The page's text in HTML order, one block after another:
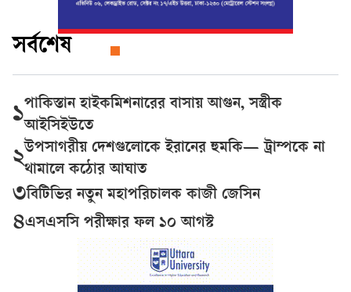
সর্বশেষ
১পাকিস্তান হাইকমিশনারের বাসায় আগুন, সস্ত্রীক
আইসিইউতে
২উপসাগরীয় দেশগুলোকে ইরানের হুমকি— ট্রাম্পকে না
থামালে কঠোর আঘাত
৩বিটিভির নতুন মহাপরিচালক কাজী জেসিন
৪এসএসসি পরীক্ষার ফল ১০ আগস্ট